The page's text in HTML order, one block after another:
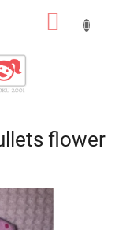
flower